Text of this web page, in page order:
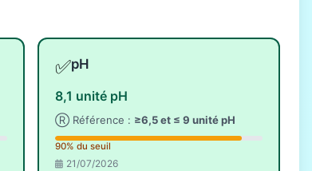
✅pH
8,1 unité pH
Ⓡ Référence : ≥6,5 et ≤ 9 unité pH
90% du seuil
21/07/2026